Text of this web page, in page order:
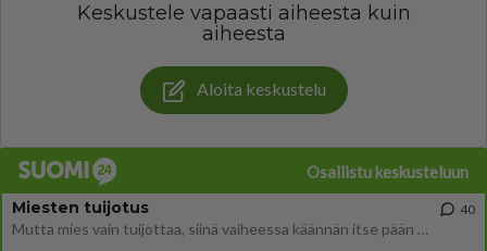
Keskustele vapaasti aiheesta kuin
aiheesta
Aloita keskustelu
Osallistu keskusteluun
Miesten tuijotus
Mutta mies vain tuijottaa, siinä vaiheessa käännän itse pään pois. Mikä juttu? Yleensä jos joku tuijottaa tai katsoo, hä
40